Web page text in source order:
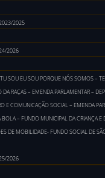
2025
2026
SOU EU SOU PORQUE NÓS SOMOS –
DA RAÇAS – EMENDA PARLAMENTAR –
E COMUNICAÇÃO SOCIAL – EMENDA
BOLA – FUNDO MUNICIPAL DA CRIANÇA
DE MOBILIDADE- FUNDO SOCIAL DE
2026